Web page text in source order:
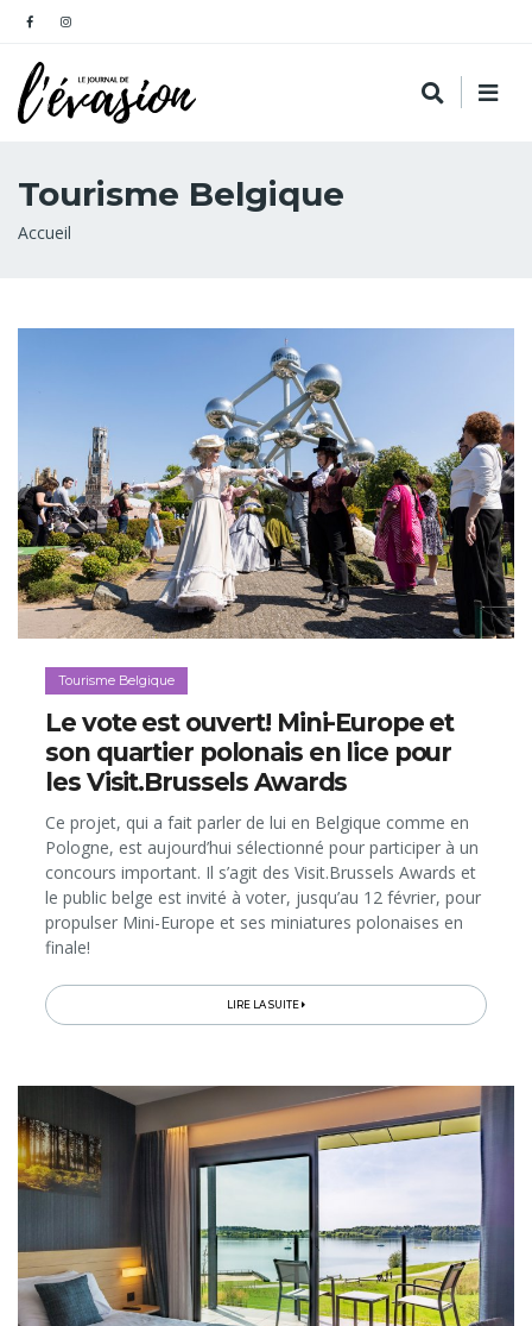
Tourisme Belgique
Fil
Accueil
Tourisme Belgique
Le vote est ouvert! Mini-Europe et
son quartier polonais en lice pour
les Visit.Brussels Awards
Ce projet, qui a fait parler de lui en Belgique comme en
Pologne, est aujourd’hui sélectionné pour participer à un
concours important. Il s’agit des Visit.Brussels Awards et
le public belge est invité à voter, jusqu’au 12 février, pour
propulser Mini-Europe et ses miniatures polonaises en
finale!
LIRE LA SUITE